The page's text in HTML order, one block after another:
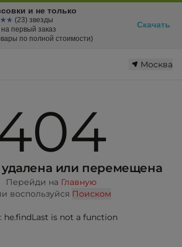
Москва
удалена или перемещена
Перейди на Главную
воспользуйся Поиском
he.findLast is not a function
и не только
(23) звезды
первый заказ
по полной стоимости)
Скачать